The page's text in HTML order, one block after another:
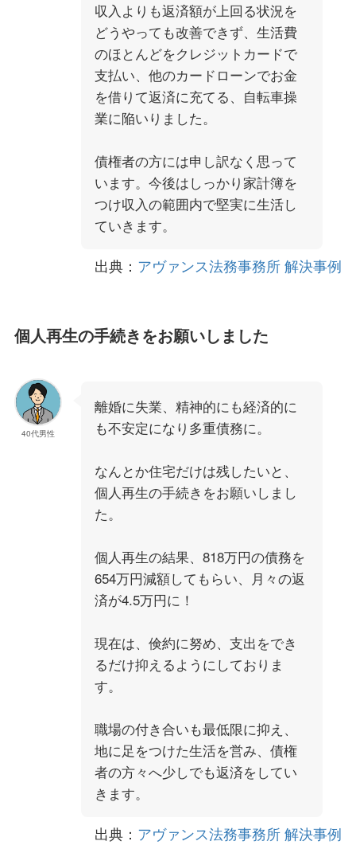
収入よりも返済額が上回る状況を
どうやっても改善できず、生活費
のほとんどをクレジットカードで
支払い、他のカードローンでお金
を借りて返済に充てる、自転車操
業に陥いりました。
債権者の方には申し訳なく思って
います。今後はしっかり家計簿を
つけ収入の範囲内で堅実に生活し
ていきます。
出典： アヴァンス法務事務所 解決事例
個人再生の手続きをお願いしました
40代男性
離婚に失業、精神的にも経済的に
も不安定になり多重債務に。
なんとか住宅だけは残したいと、
個人再生の手続きをお願いしまし
た。
個人再生の結果、818万円の債務を
654万円減額してもらい、月々の返
済が4.5万円に！
現在は、倹約に努め、支出をでき
るだけ抑えるようにしておりま
す。
職場の付き合いも最低限に抑え、
地に足をつけた生活を営み、債権
者の方々へ少しでも返済をしてい
きます。
出典： アヴァンス法務事務所 解決事例